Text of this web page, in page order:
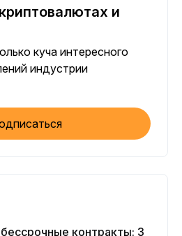
и
куча интересного
индустрии
контракты: 3